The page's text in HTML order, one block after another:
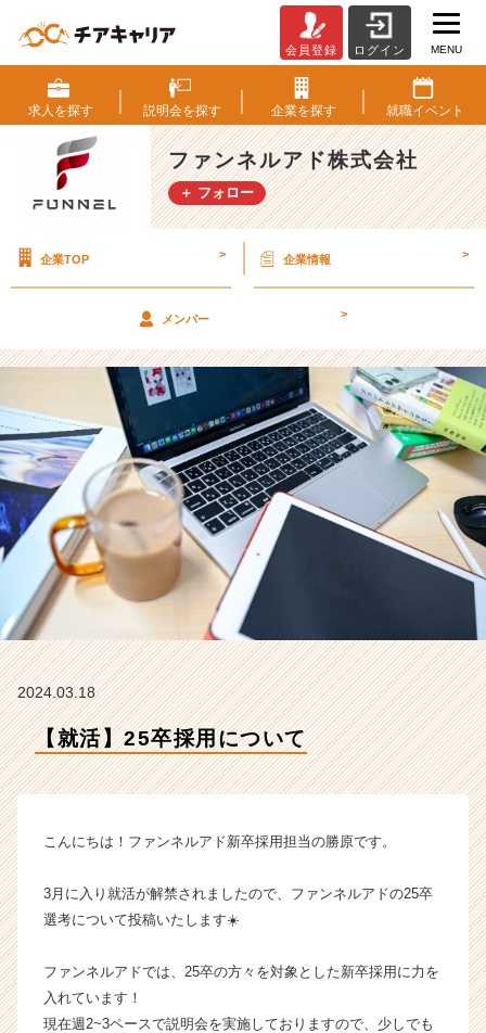
活】
2
5
卒
採
用
て
ン
ネ
ル
ア
ド
株
式
会
社
の
タ
ベ
ー・
企
業
ら
カ
会員登録 ログイン MENU
求人を探す 説明会を探す 企業を探す 就職イベント
ファンネルアド株式会社
＋ フォロー
企業TOP > 企業情報 >
メンバー >
2024.03.18
【就活】25卒採用について
こんにちは！ファンネルアド新卒採用担当の勝原です。
3月に入り就活が解禁されましたので、ファンネルアドの25卒
選考について投稿いたします☀️
ファンネルアドでは、25卒の方々を対象とした新卒採用に力を
入れています！
現在週2~3ペースで説明会を実施しておりますので、少しでも